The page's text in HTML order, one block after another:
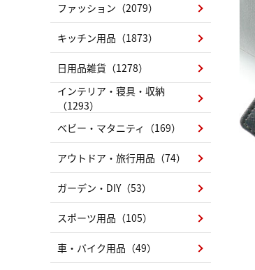
ファッション（2079）
キッチン用品（1873）
日用品雑貨（1278）
インテリア・寝具・収納
（1293）
ベビー・マタニティ（169）
アウトドア・旅行用品（74）
ガーデン・DIY（53）
スポーツ用品（105）
車・バイク用品（49）